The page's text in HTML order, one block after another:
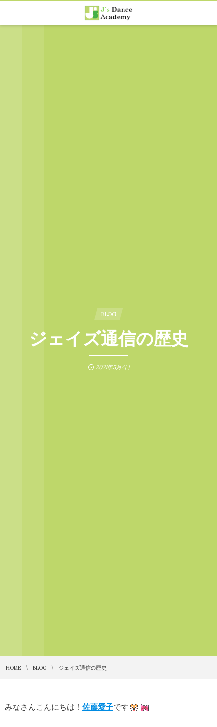
BLOG
ジェイズ通信の歴史
2021年5月4日
HOME BLOG ジェイズ通信の歴史
みなさんこんにちは！ 佐藤愛子です